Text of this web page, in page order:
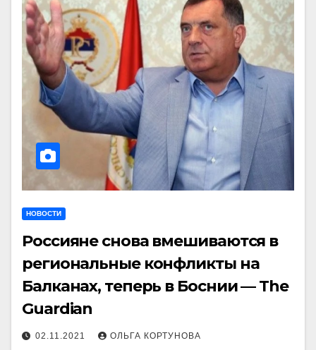
НОВОСТИ
Россияне снова вмешиваются в
региональные конфликты на
Балканах, теперь в Боснии — The
Guardian
02.11.2021 ОЛЬГА КОРТУНОВА